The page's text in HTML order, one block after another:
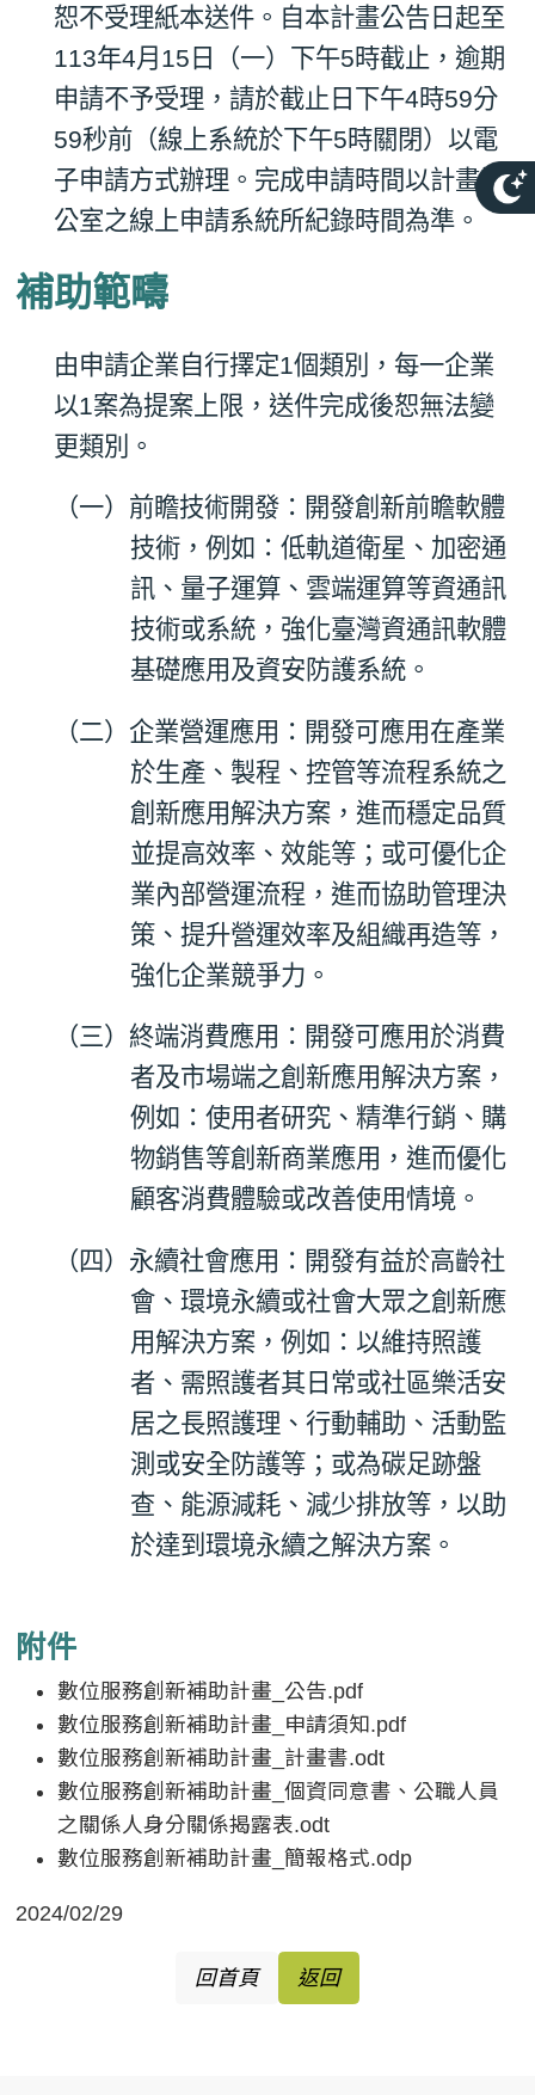
恕不受理紙本送件。自本計畫公告日 起至
113年4月 15 日（一）下午5時截止，逾期
申請不予受理，請於截止日下午4時59分
59秒前（線上系統於下午5時關閉）以電
子申請方式辦理。完成申請時間以計畫辦
公室之線上申請系統所紀錄時間為準。
補助範疇
由申請企業自行擇定1個類別，每一企業
以1案為提案上限，送件完成後恕無法變
更類別。
（一）前瞻技術開發：開發創新前瞻軟體
技術，例如：低軌道衛星、加密通
訊、量子運算、雲端運算等資通訊
技術或系統，強化臺灣資通訊軟體
基礎應用及資安防護系統。
（二）企業營運應用：開發可應用在產業
於生產、製程、控管等流程系統之
創新應用解決方案，進而穩定品質
並提高效率、效能等；或可優化企
業內部營運流程，進而協助管理決
策、提升營運效率及組織再造等，
強化企業競爭力。
（三）終端消費應用：開發可應用於消費
者及市場端之創新應用解決方案，
例如：使用者研究、精準行銷、購
物銷售等創新商業應用，進而優化
顧客消費體驗或改善使用情境。
（四）永續社會應用：開發有益於高齡社
會、環境永續或社會大眾之創新應
用解決方案，例如：以維持照護
者、需照護者其日常或社區樂活安
居之長照護理、行動輔助、活動監
測或安全防護等；或為碳足跡盤
查、能源減耗、減少排放等，以助
於達到環境永續之解決方案。
附件
數位服務創新補助計畫_公告.pdf
數位服務創新補助計畫_申請須知.pdf
數位服務創新補助計畫_計畫書.odt
數位服務創新補助計畫_個資同意書、公職人員
之關係人身分關係揭露表.odt
數位服務創新補助計畫_簡報格式.odp
2024/02/29
回首頁 返回